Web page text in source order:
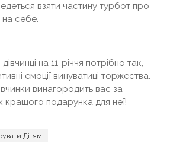
взяти частину турбот про
себе.
на 11-річчя потрібно так,
емоції винуватиці торжества.
винагородить вас за
кращого подарунка для неї!
Дітям